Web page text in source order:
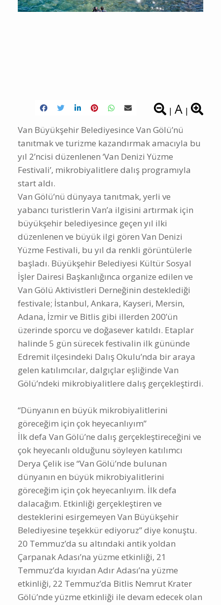
| A |
Van Büyükşehir Belediyesince Van Gölü’nü
tanıtmak ve turizme kazandırmak amacıyla bu
yıl 2’ncisi düzenlenen ‘Van Denizi Yüzme
Festivali’, mikrobiyalitlere dalış programıyla
start aldı.
Van Gölü’nü dünyaya tanıtmak, yerli ve
yabancı turistlerin Van’a ilgisini artırmak için
büyükşehir belediyesince geçen yıl ilki
düzenlenen ve büyük ilgi gören Van Denizi
Yüzme Festivali, bu yıl da renkli görüntülerle
başladı. Büyükşehir Belediyesi Kültür Sosyal
İşler Dairesi Başkanlığınca organize edilen ve
Van Gölü Aktivistleri Derneğinin desteklediği
festivale; İstanbul, Ankara, Kayseri, Mersin,
Adana, İzmir ve Bitlis gibi illerden 200’ün
üzerinde sporcu ve doğasever katıldı. Etaplar
halinde 5 gün sürecek festivalin ilk gününde
Edremit ilçesindeki Dalış Okulu’nda bir araya
gelen katılımcılar, dalgıçlar eşliğinde Van
Gölü’ndeki mikrobiyalitlere dalış gerçekleştirdi.
“Dünyanın en büyük mikrobiyalitlerini
göreceğim için çok heyecanlıyım”
İlk defa Van Gölü’ne dalış gerçekleştireceğini ve
çok heyecanlı olduğunu söyleyen katılımcı
Derya Çelik ise “Van Gölü’nde bulunan
dünyanın en büyük mikrobiyalitlerini
göreceğim için çok heyecanlıyım. İlk defa
dalacağım. Etkinliği gerçekleştiren ve
desteklerini esirgemeyen Van Büyükşehir
Belediyesine teşekkür ediyoruz” diye konuştu.
20 Temmuz’da su altındaki antik yoldan
Çarpanak Adası’na yüzme etkinliği, 21
Temmuz’da kıyıdan Adır Adası’na yüzme
etkinliği, 22 Temmuz’da Bitlis Nemrut Krater
Gölü’nde yüzme etkinliği ile devam edecek olan